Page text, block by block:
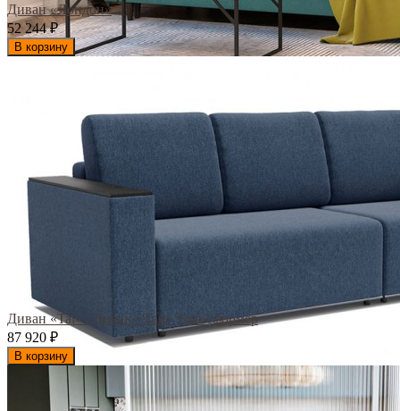
Диван «Лондон»
52 244₽
В корзину
Диван «Tai» / Диван «Тай» Трансформер
87 920 ₽
В корзину